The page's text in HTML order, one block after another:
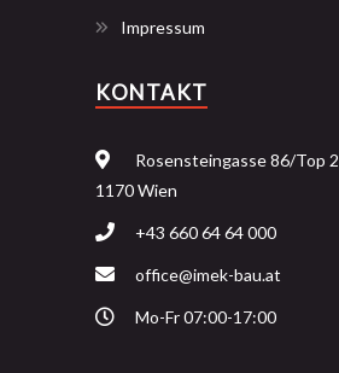
Impressum
KONTAKT
Rosensteingasse 86/Top 2
1170 Wien
+43 660 64 64 000
office@imek-bau.at
Mo-Fr 07:00-17:00